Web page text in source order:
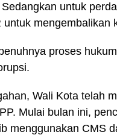
untuk
mengembalikan
proses
Wali Kota telah
Mulai bulan ini,
menggunakan CMS